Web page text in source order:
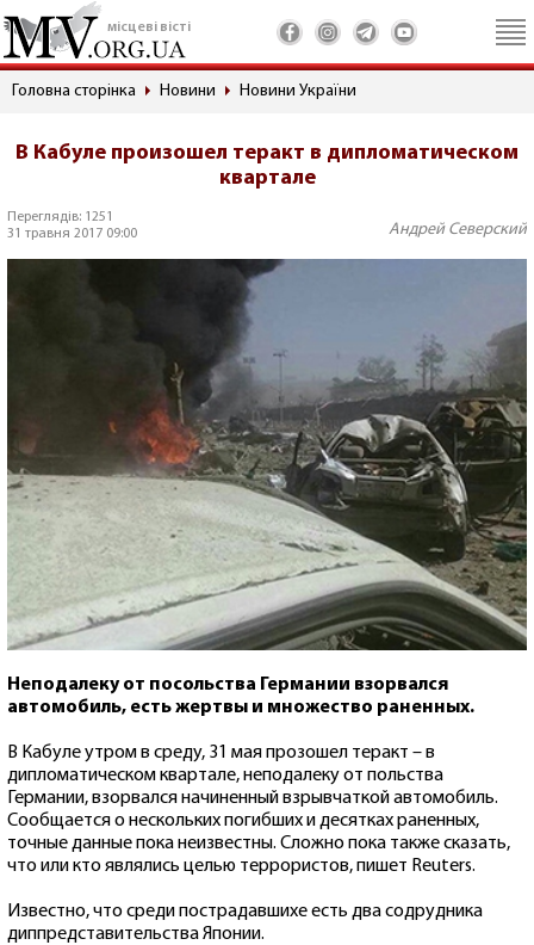
місцеві вісті
Головна сторінка Новини Новини України
В Кабуле произошел теракт в дипломатическом
квартале
Переглядів: 1251
31 травня 2017 09:00
Андрей Северский
Неподалеку от посольства Германии взорвался
автомобиль, есть жертвы и множество раненных.
В Кабуле утром в среду, 31 мая прозошел теракт – в
дипломатическом квартале, неподалеку от польства
Германии, взорвался начиненный взрывчаткой автомобиль.
Сообщается о нескольких погибших и десятках раненных,
точные данные пока неизвестны. Сложно пока также сказать,
что или кто являлись целью террористов, пишет Reuters.
Известно, что среди пострадавшихе есть два содрудника
диппредставительства Японии.